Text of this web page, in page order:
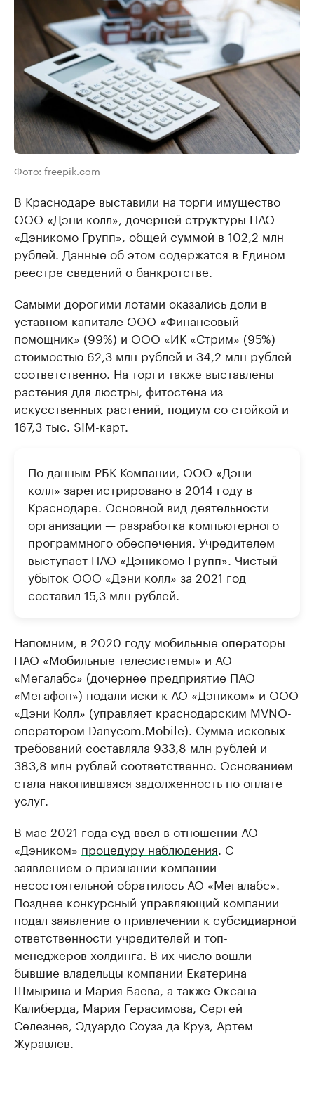
Фото: freepik.com
В Краснодаре выставили на торги имущество
ООО «Дэни колл», дочерней структуры ПАО
«Дэникомо Групп», общей суммой в 102,2 млн
рублей. Данные об этом содержатся в Едином
реестре сведений о банкротстве.
Самыми дорогими лотами оказались доли в
уставном капитале ООО «Финансовый
помощник» (99%) и ООО «ИК «Стрим» (95%)
стоимостью 62,3 млн рублей и 34,2 млн рублей
соответственно. На торги также выставлены
растения для люстры, фитостена из
искусственных растений, подиум со стойкой и
167,3 тыс. SIM-карт.
По данным РБК Компании, ООО «Дэни
колл» зарегистрировано в 2014 году в
Краснодаре. Основной вид деятельности
организации — разработка компьютерного
программного обеспечения. Учредителем
выступает ПАО «Дэникомо Групп». Чистый
убыток ООО «Дэни колл» за 2021 год
составил 15,3 млн рублей.
Напомним, в 2020 году мобильные операторы
ПАО «Мобильные телесистемы» и АО
«Мегалабс» (дочернее предприятие ПАО
«Мегафон») подали иски к АО «Дэником» и ООО
«Дэни Колл» (управляет краснодарским MVNO-
оператором Danycom.Mobile). Сумма исковых
требований составляла 933,8 млн рублей и
383,8 млн рублей соответственно. Основанием
стала накопившаяся задолженность по оплате
услуг.
В мае 2021 года суд ввел в отношении АО
«Дэником» процедуру наблюдения. С
заявлением о признании компании
несостоятельной обратилось АО «Мегалабс».
Позднее конкурсный управляющий компании
подал заявление о привлечении к субсидиарной
ответственности учредителей и топ-
менеджеров холдинга. В их число вошли
бывшие владельцы компании Екатерина
Шмырина и Мария Баева, а также Оксана
Калиберда, Мария Герасимова, Сергей
Селезнев, Эдуардо Соуза да Круз, Артем
Журавлев.